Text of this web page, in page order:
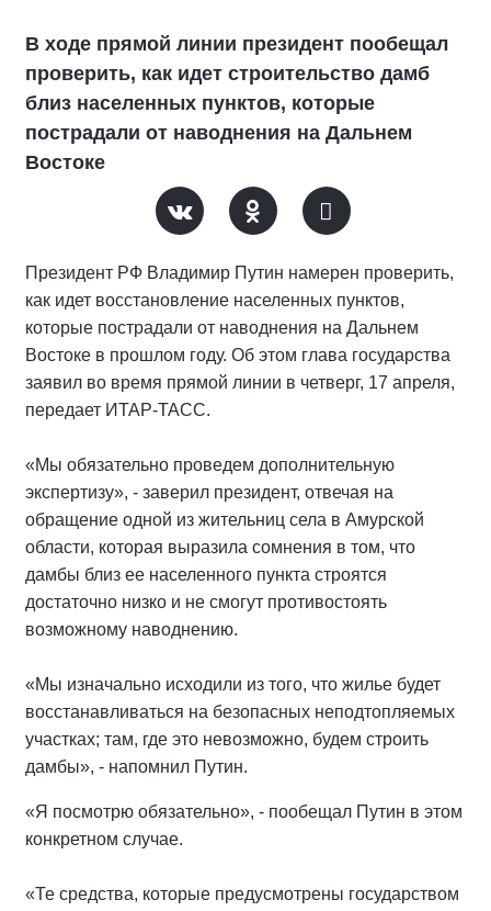
В ходе прямой линии президент пообещал
проверить, как идет строительство дамб
близ населенных пунктов, которые
пострадали от наводнения на Дальнем
Востоке
Президент РФ Владимир Путин намерен проверить,
как идет восстановление населенных пунктов,
которые пострадали от наводнения на Дальнем
Востоке в прошлом году. Об этом глава государства
заявил во время прямой линии в четверг, 17 апреля,
передает ИТАР-ТАСС.
«Мы обязательно проведем дополнительную
экспертизу», - заверил президент, отвечая на
обращение одной из жительниц села в Амурской
области, которая выразила сомнения в том, что
дамбы близ ее населенного пункта строятся
достаточно низко и не смогут противостоять
возможному наводнению.
«Мы изначально исходили из того, что жилье будет
восстанавливаться на безопасных неподтопляемых
участках; там, где это невозможно, будем строить
дамбы», - напомнил Путин.
«Я посмотрю обязательно», - пообещал Путин в этом
конкретном случае.
«Те средства, которые предусмотрены государством